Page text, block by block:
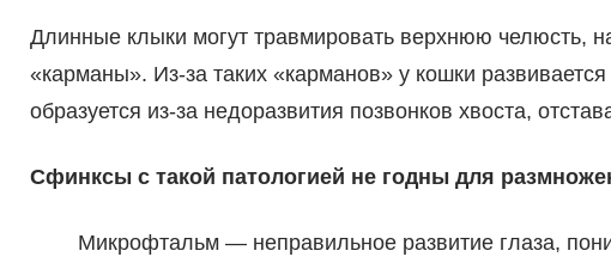
Длинные клыки могут травмировать верхнюю челюсть,
«карманы». Из-за таких «карманов» у кошки
образуется из-за недоразвития позвонков хвоста,
Сфинксы с такой патологией не годны для
Микрофтальм — неправильное развитие глаза,